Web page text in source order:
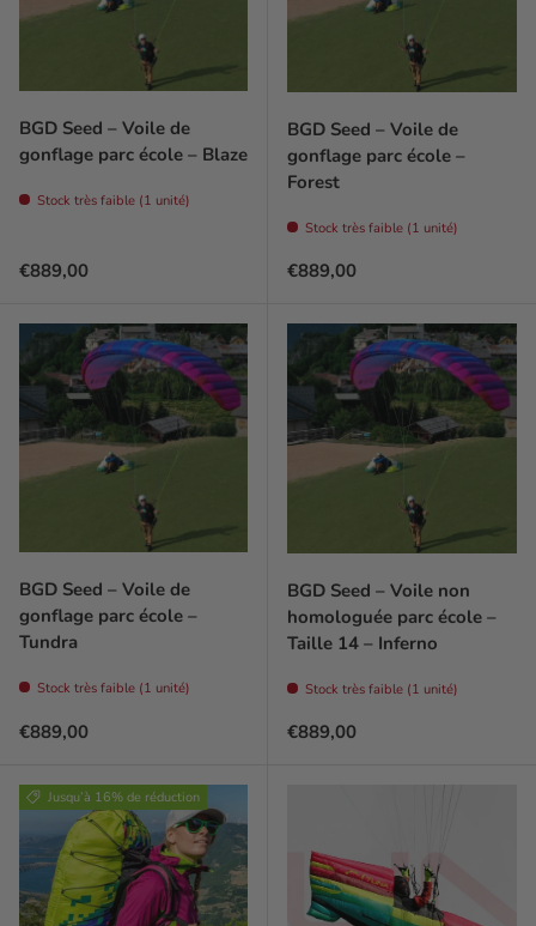
BGD Seed – Voile de
gonflage parc école – Blaze
Stock très faible (1 unité)
Prix habituel
€889,00
BGD Seed – Voile de
gonflage parc école –
Forest
Stock très faible (1 unité)
Prix habituel
€889,00
BGD Seed – Voile de
gonflage parc école –
Tundra
Stock très faible (1 unité)
Prix habituel
€889,00
BGD Seed – Voile non
homologuée parc école –
Taille 14 – Inferno
Stock très faible (1 unité)
Prix habituel
€889,00
Jusqu’à 16% de réduction